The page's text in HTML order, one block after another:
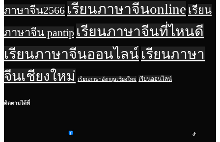
ภาษาจีน2566 เรียนภาษาจีนonline เรียน
ภาษาจีน pantip เรียนภาษาจีนที่ไหนดี
เรียนภาษาจีนออนไลน์ เรียนภาษา
จีนเชียงใหม่ เรียนภาษาอังกฤษเชียงใหม่ เรียนออนไลน์
ติดตามได้ที่